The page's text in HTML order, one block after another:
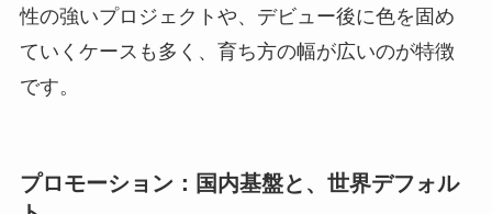
性の強いプロジェクトや、デビュー後に色を固め
ていくケースも多く、育ち方の幅が広いのが特徴
です。
プロモーション：国内基盤と、世界デフォル